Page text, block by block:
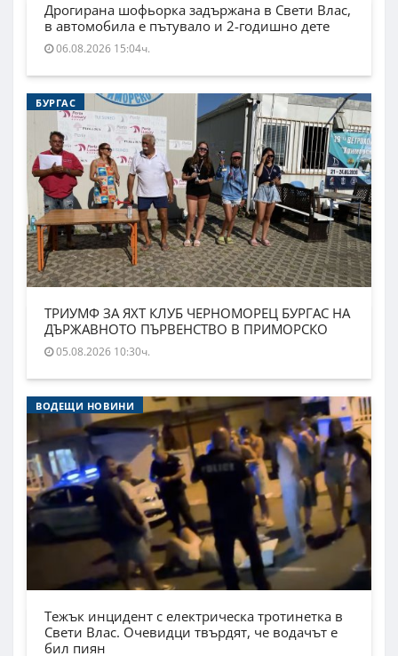
Дрогирана шофьорка задържана в Свети Влас,
в автомобила е пътувало и 2-годишно дете
06.08.2026 15:04ч.
БУРГАС
ТРИУМФ ЗА ЯХТ КЛУБ ЧЕРНОМОРЕЦ БУРГАС НА
ДЪРЖАВНОТО ПЪРВЕНСТВО В ПРИМОРСКО
05.08.2026 10:30ч.
ВОДЕЩИ НОВИНИ
Тежък инцидент с електрическа тротинетка в
Свети Влас. Очевидци твърдят, че водачът е
бил пиян